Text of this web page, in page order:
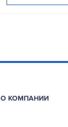
О КОМПАНИИ